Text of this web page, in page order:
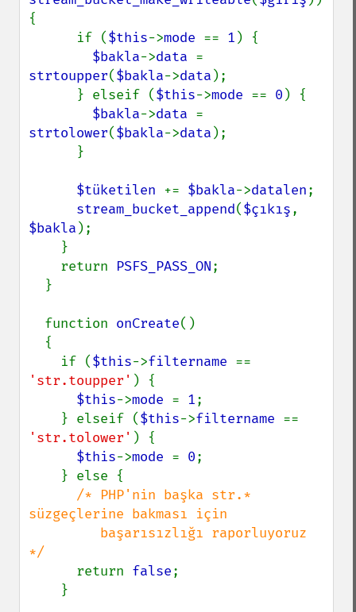
{
      if (
$this->mode == 1 ) {
$bakla->data
strtoupper($bakla->data );
      } elseif (
$this->mode == 0 ) {
$bakla->data
strtolower($bakla->data );
$tüketilen += $bakla->datalen;
stream_bucket_append($çıkış
$bakla );
    return
PSFS_PASS_ON;
  function
onCreate()
    if (
$this->filtername
'str.toupper' ) {
$this->mode = 1;
    } elseif (
$this->filtername
'str.tolower' ) {
$this->mode = 0;
/* PHP'nin başka str.*
süzgeçlerine bakması için
*/
return false;